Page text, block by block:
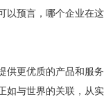
以预言，哪个企业在
供更优质的产品和服
如与世界的关联，从